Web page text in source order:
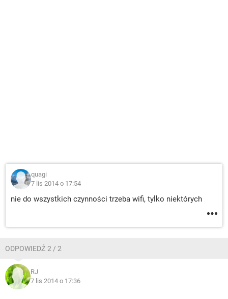
quagi
7 lis 2014 o 17:54
nie do wszystkich czynności trzeba wifi, tylko niektórych
ODPOWIEDŹ 2 / 2
RJ
7 lis 2014 o 17:36